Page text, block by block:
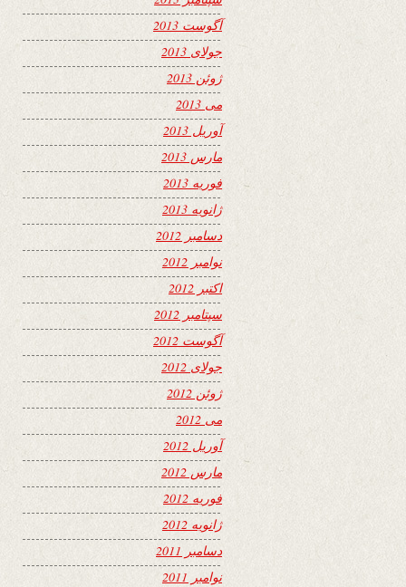
آگوست 2013
جولای 2013
ژوئن 2013
می 2013
آوریل 2013
مارس 2013
فوریه 2013
ژانویه 2013
دسامبر 2012
نوامبر 2012
اکتبر 2012
سپتامبر 2012
آگوست 2012
جولای 2012
ژوئن 2012
می 2012
آوریل 2012
مارس 2012
فوریه 2012
ژانویه 2012
دسامبر 2011
نوامبر 2011